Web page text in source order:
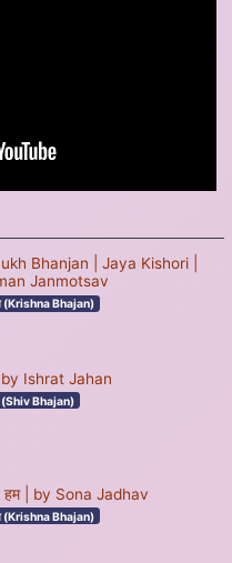
Bhanjan | Jaya Kishori |
Janmotsav
(Krishna Bhajan)
by Ishrat Jahan
(Shiv Bhajan)
हम | by Sona Jadhav
(Krishna Bhajan)